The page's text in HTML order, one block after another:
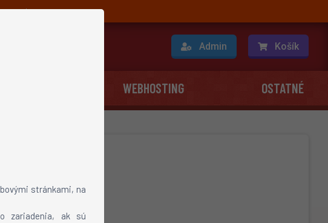
stránkami, na
zariadenia, ak sú
Admin Košík
WEBHOSTING OSTATNÉ